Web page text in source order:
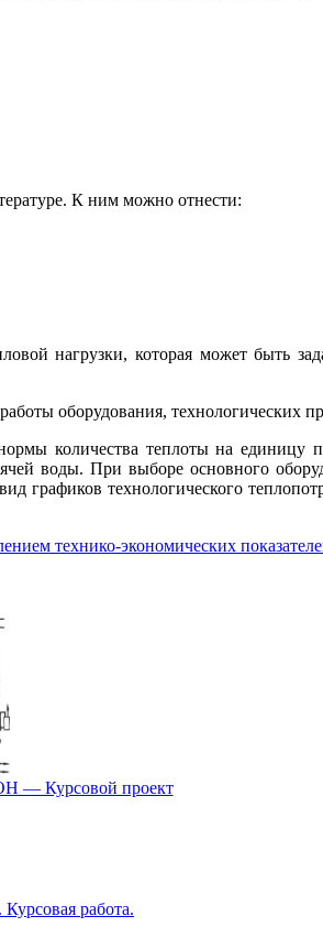
К ним можно отнести:
нагрузки, которая может быть
оборудования, технологических
количества теплоты на единицу
воды. При выборе основного
графиков технологического
технико-экономических
— Курсовой проект
работа.